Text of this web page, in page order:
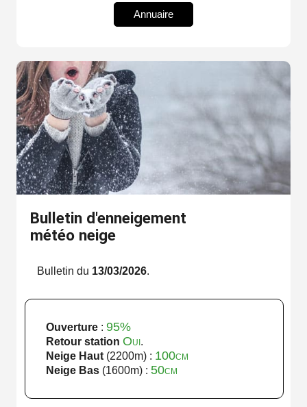
Annuaire
Bulletin d'enneigement
météo neige
Bulletin du 13/03/2026.
Ouverture: 95%
Retour station Oui.
Neige Haut(2200m) : 100cm
Neige Bas(1600m) : 50cm